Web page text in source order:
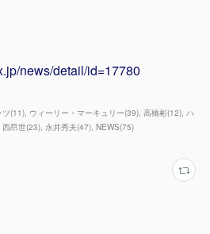
news/detail/id=17780
ツ(11) ウィーリー・マーキュリー(39) 高橋彬(12) ハ
西昂世(23) 永井秀夫(47) NEWS(75)